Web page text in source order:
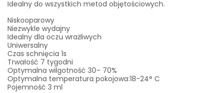
Idealny do wszystkich metod objętościowych.
Niskooparowy
Niezwykle wydajny
Idealny dla oczu wrażliwych
Uniwersalny
Czas schnięcia 1s
Trwałość 7 tygodni
Optymalna wilgotność 30– 70%
Optymalna temperatura pokojowa:18-24° C
Pojemność 3 ml